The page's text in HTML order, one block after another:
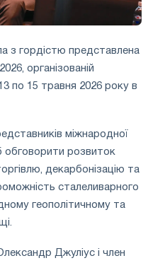
з гордістю представлена
організованій
по 15 травня 2026 року в
міжнародної
обговорити розвиток
декарбонізацію та
сталеливарного
геополітичному та
Джуліус і член